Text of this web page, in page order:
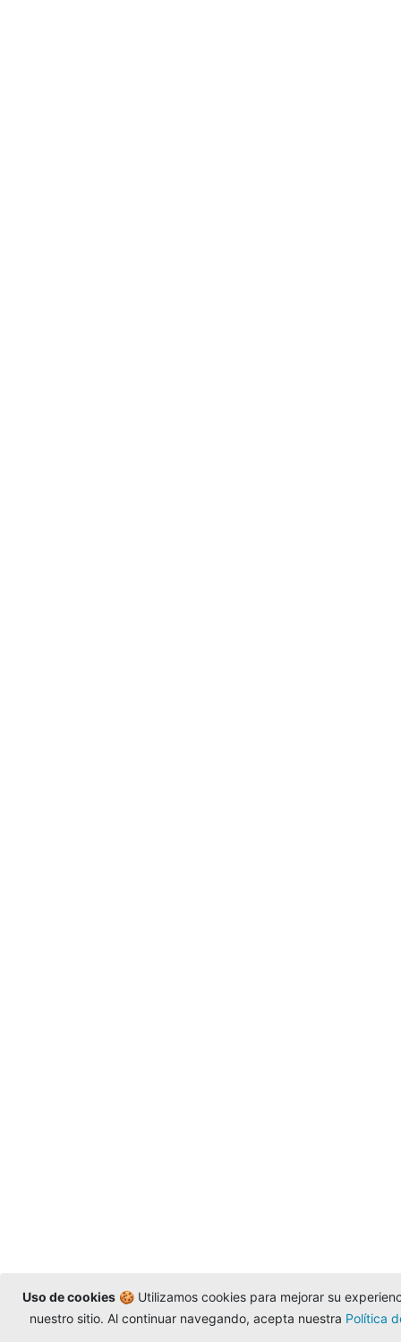
Uso de cookies🍪 Utilizamos cookies para mejorar su
nuestro sitio. Al continuar navegando, acepta nuestra Política